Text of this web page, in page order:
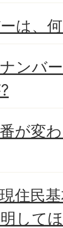
は、
ンバ
が変
住民
して